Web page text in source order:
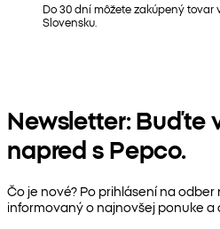
Do 30 dní môžete zakúpený
Slovensku.
Newsletter: Buďte
napred s Pepco.
Čo je nové? Po prihlásení na
informovaný o najnovšej ponuke a